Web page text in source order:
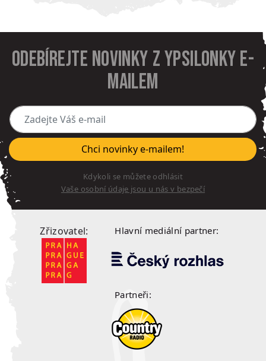
Odebírejte novinky z Ypsilonky e-
mailem
Zadejte Váš e-mail
Chci novinky e-mailem!
Kdykoli se můžete odhlásit
Vaše osobní údaje jsou u nás v bezpečí
Zřizovatel: Hlavní mediální partner:
Partneři: